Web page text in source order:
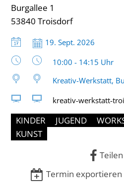
Burgallee 1
53840 Troisdorf
Datum:
19. Sept. 2026
Uhrzeit:
10:00 - 14:15 Uhr
Kreativ-Werkstatt,
kreativ-werkstatt-
KINDER JUGEND
KUNST
Teilen
Termin exportieren